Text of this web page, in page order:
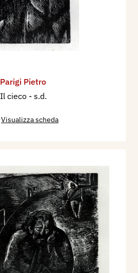
Parigi Pietro
Il cieco - s.d.
Visualizza scheda